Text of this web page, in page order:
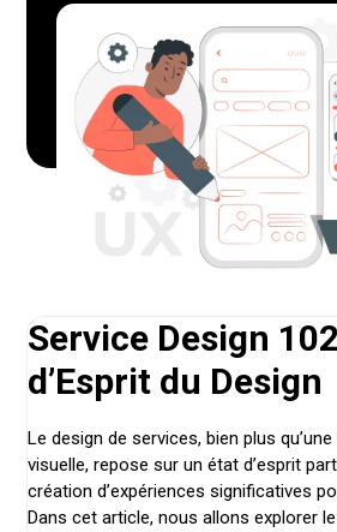
Service Design
d’Esprit du Design
Le design de services, bien plus
visuelle, repose sur un état d’esprit
création d’expériences significatives
Dans cet article, nous allons explorer